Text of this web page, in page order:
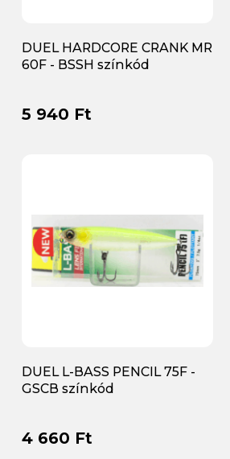
DUEL HARDCORE CRANK MR
60F - BSSH színkód
5 940 Ft
DUEL L-BASS PENCIL 75F -
GSCB színkód
4 660 Ft